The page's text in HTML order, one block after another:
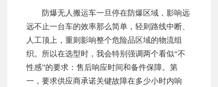
防爆无人搬运车一旦停在防爆区域，影响远
远不止一台车的效率那么简单，轻则路线中断、
人工顶上，重则影响整个危险品区域的物流组
织。所以在选型时，我会特别强调两个看似“不
性感”的要求：售后响应时间和备件保障。第
一，要求供应商承诺关键故障在多少小时内响